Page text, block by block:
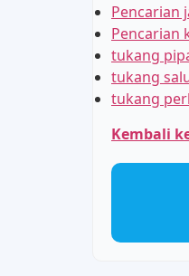
Pencarian
Pencarian
tukang
tukang
tukang
Kembali